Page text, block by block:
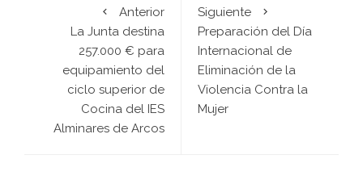
Anterior
La Junta destina
257.000 € para
equipamiento del
ciclo superior de
Cocina del IES
Alminares de Arcos
Siguiente
Preparación del Día
Internacional de
Eliminación de la
Violencia Contra la
Mujer